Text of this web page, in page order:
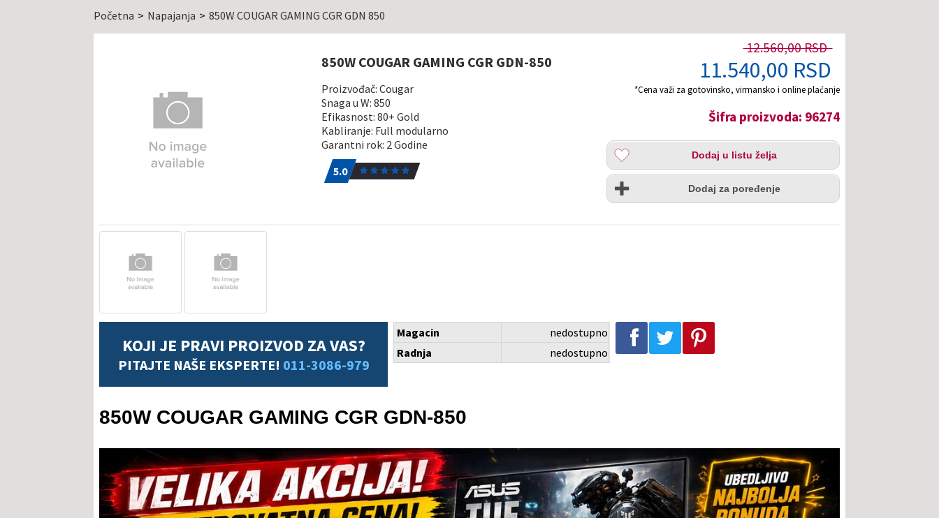
Početna Napajanja 850W COUGAR GAMING CGR GDN 850
850W COUGAR GAMING CGR GDN-850
Proizvođač: Cougar
Snaga u W: 850
Efikasnost: 80+ Gold
Kabliranje: Full modularno
Garantni rok: 2 Godine
5.01
5.0
12.560,00 RSD
11.540,00 RSD
*Cena važi za gotovinsko, virmansko i online plaćanje
Šifra proizvoda: 96274
Dodaj
listu
želja
Dodaj u listu želja
Uporedi
Dodaj za poređenje
KOJI JE PRAVI PROIZVOD ZA VAS?
PITAJTE NAŠE EKSPERTE! 011-3086-979
Magacin
nedostupno
Radnja
nedostupno
Podeli na Facebook-u Podeli na Twitter-u Podeli na Pinterest-u
850W COUGAR GAMING CGR GDN-850